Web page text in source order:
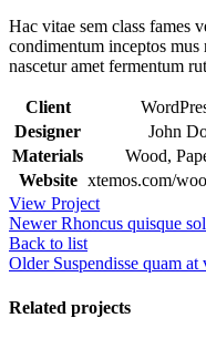
Hac vitae sem class fames
condimentum inceptos
nascetur amet fermentum
Client
Designer
John
Materials
Wood,
Website xtemos.com/
View Project
Newer Rhoncus quisque
Back to list
Older Suspendisse quam
Related projects